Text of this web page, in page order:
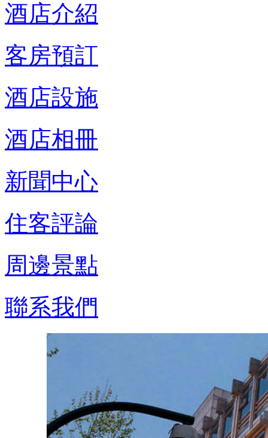
酒店介紹
客房預訂
酒店設施
酒店相冊
新聞中心
住客評論
周邊景點
聯系我們